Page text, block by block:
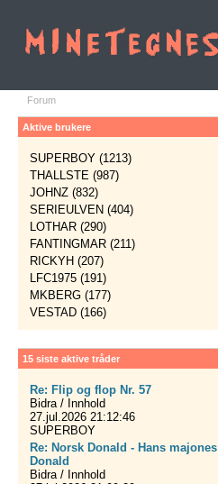
Forum
Aktive brukere
SUPERBOY (1213)
THALLSTE (987)
JOHNZ (832)
SERIEULVEN (404)
LOTHAR (290)
FANTINGMAR (211)
RICKYH (207)
LFC1975 (191)
MKBERG (177)
VESTAD (166)
15 siste aktive tråder
Re: Flip og flop Nr. 57
Bidra / Innhold
27.jul.2026 21:12:46
SUPERBOY
Re: Norsk Donald - Hans majones
Donald
Bidra / Innhold